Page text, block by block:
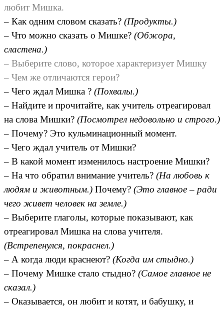
любит Мишка.
– Как одним словом сказать? (Продукты.)
– Что можно сказать о Мишке? (Обжора,
сластена.)
– Выберите слово, которое характеризует Мишку
– Чем же отличаются герои?
– Чего ждал Мишка ? (Похвалы.)
– Найдите и прочитайте, как учитель отреагировал
на слова Мишки? (Посмотрел недовольно и строго.)
– Почему? Это кульминационный момент.
– Чего ждал учитель от Мишки?
– В какой момент изменилось настроение Мишки?
– На что обратил внимание учитель? (На любовь к
людям и животным.) Почему? (Это главное – ради
чего живет человек на земле.)
– Выберите глаголы, которые показывают, как
отреагировал Мишка на слова учителя.
(Встрепенулся, покраснел.)
– А когда люди краснеют? (Когда им стыдно.)
– Почему Мишке стало стыдно? (Самое главное не
сказал.)
– Оказывается, он любит и котят, и бабушку, и